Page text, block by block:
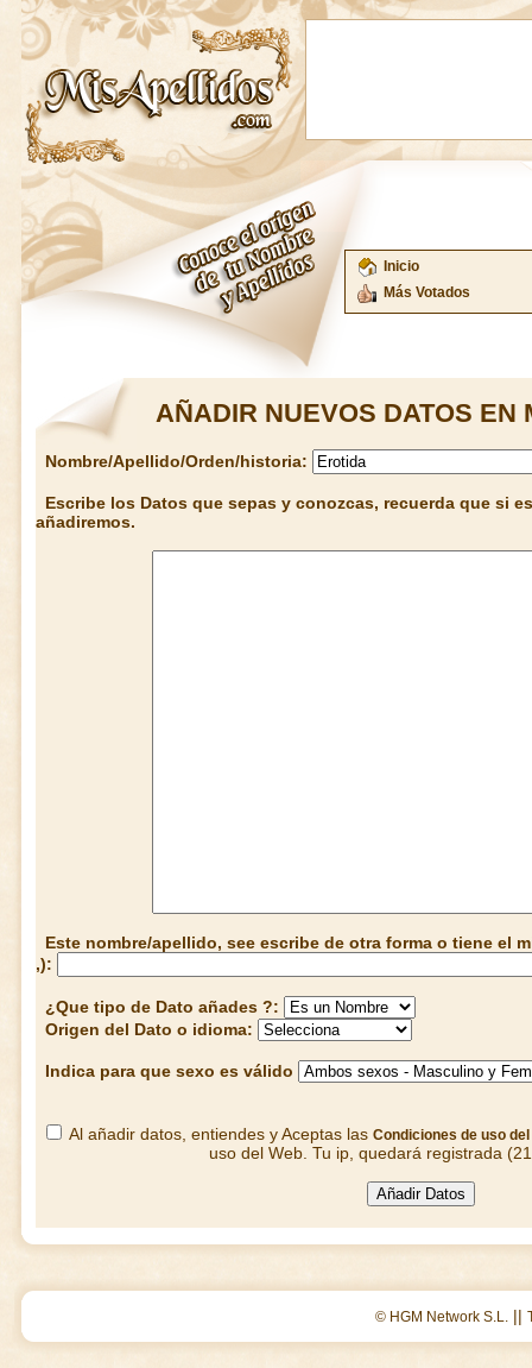
Inicio
Más Votados
AÑADIR NUEVOS DATOS EN
Nombre/Apellido/Orden/historia:
Escribe los Datos que sepas y conozcas, recuerda que si
añadiremos.
Este nombre/apellido, see escribe de otra forma o tiene el
,):
¿Que tipo de Dato añades ?:
Origen del Dato o idioma:
Indica para que sexo es válido
Al añadir datos, entiendes y Aceptas las Condiciones de uso del
uso del Web. Tu ip, quedará registrada
© HGM Network S.L. ||